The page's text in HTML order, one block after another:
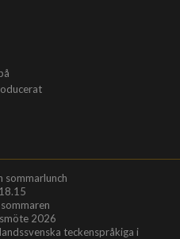
sommarlunch
2026
teckenspråkiga i